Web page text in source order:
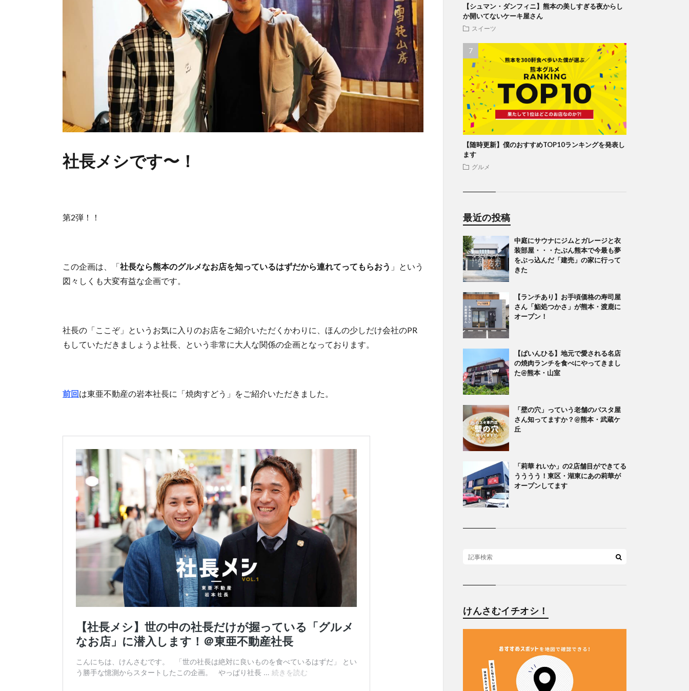
社長メシです〜！
第2弾！！
この企画は、「社長なら熊本のグルメなお店を知っているはずだから連れてってもらおう 」という
図々しくも大変有益な企画です。
社長の「ここぞ」というお気に入りのお店をご紹介いただくかわりに、ほんの少しだけ会社のPR
もしていただきましょうよ社長、という非常に大人な関係の企画となっております。
前回は東亜不動産の岩本社長に「焼肉すどう」をご紹介いただきました。
【シュマン・ダンフィニ】熊本の美しすぎる夜からし
か開いてないケーキ屋さん
スイーツ
【随時更新】僕のおすすめTOP10ランキングを発表し
ます
グルメ
最近の投稿
中庭にサウナにジムとガレージと衣
装部屋・・・たぶん熊本で今最も夢
をぶっ込んだ「建売」の家に行って
きた
【ランチあり】お手頃価格の寿司屋
さん「鮨処つかさ」が熊本・渡鹿に
オープン！
【ぱいんひる】地元で愛される名店
の焼肉ランチを食べにやってきまし
た@熊本・山室
「壁の穴」っていう老舗のパスタ屋
さん知ってますか？@熊本・武蔵ケ
丘
「莉華 れいか」の2店舗目ができてる
うううう！東区・湖東にあの莉華が
オープンしてます
けんさむイチオシ！